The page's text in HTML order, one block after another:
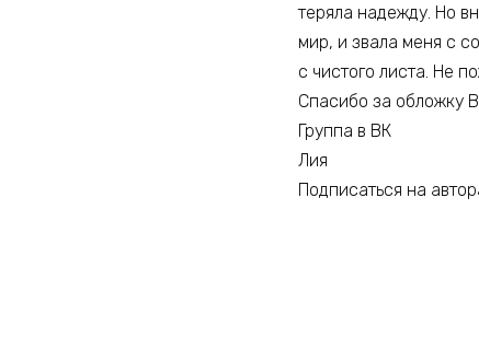
теряла надежду. Но
мир, и звала меня с
с чистого листа. Не
Спасибо за обложку
Группа в ВК
Лия
Подписаться на